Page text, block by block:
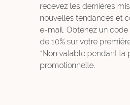
recevez les dernières
nouvelles tendances et
e-mail. Obtenez un
de 10% sur votre
*Non valable pendant la
promotionnelle.